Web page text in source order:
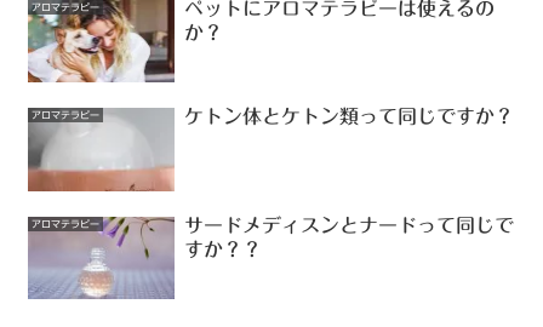
アロマテラピー
ペットにアロマテラピーは使えるの
か？
アロマテラピー ケトン体とケトン類って同じですか？
アロマテラピー
サードメディスンとナードって同じで
すか？？